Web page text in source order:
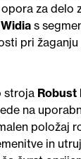
za delo
Widia s
pri
stroja Robust
na
položaj
in